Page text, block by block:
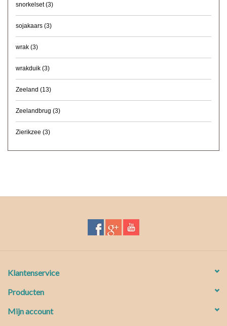
snorkelset(3)
sojakaars (3)
wrak (3)
wrakduik (3)
Zeeland (13)
Zeelandbrug (3)
Zierikzee (3)
Klantenservice
Producten
Mijn account